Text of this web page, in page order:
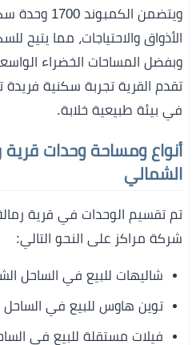
ويتضمن
الأذواق والاحتياجات، مما يتيح
وبفضل المساحات الخضراء
تقدم القرية تجربة سكنية فريدة
في بيئة طبيعية خلابة.
أنواع ومساحة وحدات قرية
الشمالي
تم تقسيم الوحدات في قرية
شركة مراكز على النحو التالي:
شاليهات للبيع في الساحل
توين هاوس للبيع في الساحل
فيلات مستقلة للبيع في